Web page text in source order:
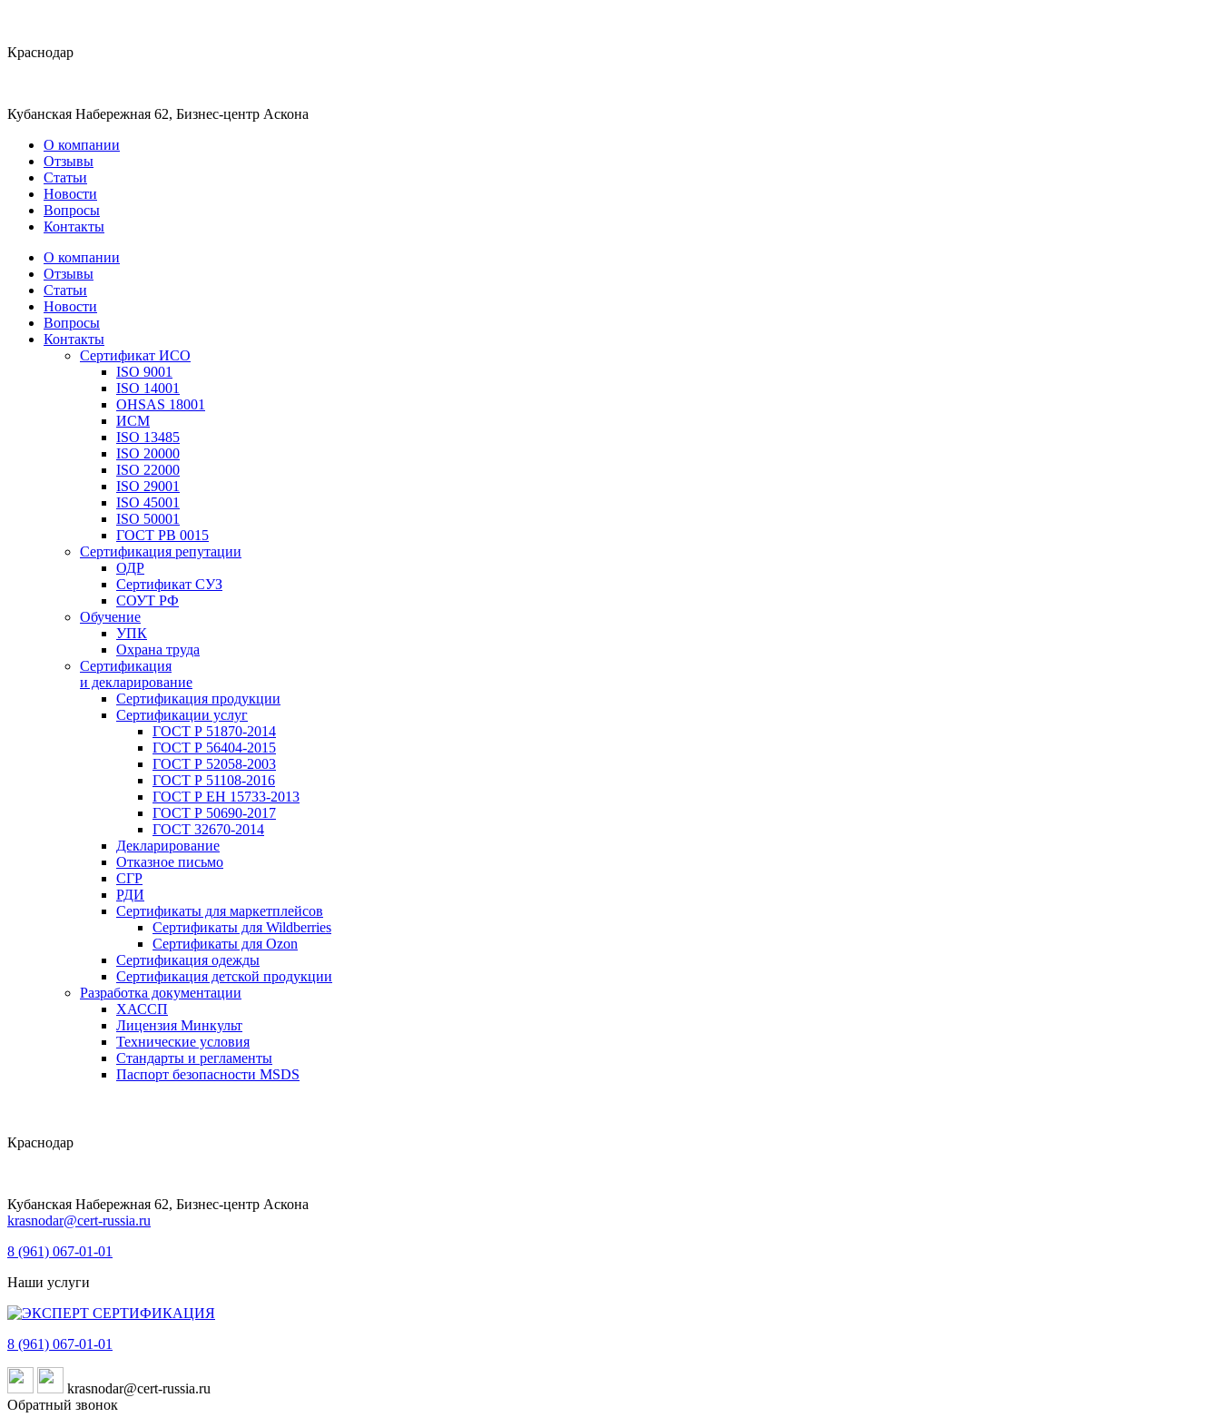
Краснодар
Кубанская Набережная 62, Бизнес-центр Аскона
О компании
Отзывы
Статьи
Новости
Вопросы
Контакты
О компании
Отзывы
Статьи
Новости
Вопросы
Контакты
Сертификат ИСО
ISO 9001
ISO 14001
OHSAS 18001
ИСМ
ISO 13485
ISO 20000
ISO 22000
ISO 29001
ISO 45001
ISO 50001
ГОСТ РВ 0015
Сертификация репутации
ОДР
Сертификат СУЗ
СОУТ РФ
Обучение
УПК
Охрана труда
Сертификация
и декларирование
Сертификация продукции
Сертификации услуг
ГОСТ Р 51870-2014
ГОСТ Р 56404-2015
ГОСТ Р 52058-2003
ГОСТ Р 51108-2016
ГОСТ Р ЕН 15733-2013
ГОСТ Р 50690-2017
ГОСТ 32670-2014
Декларирование
Отказное письмо
СГР
РДИ
Сертификаты для маркетплейсов
Сертификаты для Wildberries
Сертификаты для Ozon
Сертификация одежды
Сертификация детской продукции
Разработка документации
ХАССП
Лицензия Минкульт
Технические условия
Стандарты и регламенты
Паспорт безопасности MSDS
Краснодар
Кубанская Набережная 62, Бизнес-центр Аскона
krasnodar@cert-russia.ru
8 (961) 067-01-01
Наши услуги
8 (961) 067-01-01
krasnodar@cert-russia.ru
Обратный звонок